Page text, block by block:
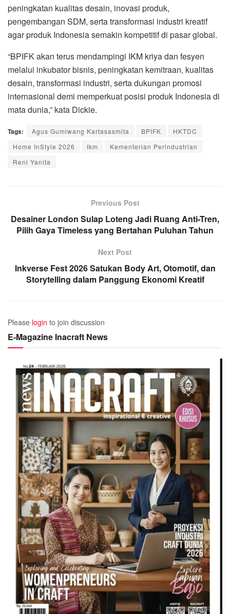
peningkatan kualitas desain, inovasi produk,
pengembangan SDM, serta transformasi industri kreatif
agar produk Indonesia semakin kompetitif di pasar global.
“BPIFK akan terus mendampingi IKM kriya dan fesyen
melalui inkubator bisnis, peningkatan kemitraan, kualitas
desain, transformasi industri, serta dukungan promosi
internasional demi memperkuat posisi produk Indonesia di
mata dunia,” kata Dickie.
Tags: Agus Gumiwang Kartasasmita BPIFK
HKTDC
Home InStyle 2026
Ikm
Kementerian Perindustrian
Reni Yanita
Previous Post
Desainer London Sulap Loteng Jadi Ruang Anti-Tren,
Pilih Gaya Timeless yang Bertahan Puluhan Tahun
Next Post
Inkverse Fest 2026 Satukan Body Art, Otomotif, dan
Storytelling dalam Panggung Ekonomi Kreatif
Please login to join discussion
E-Magazine Inacraft News